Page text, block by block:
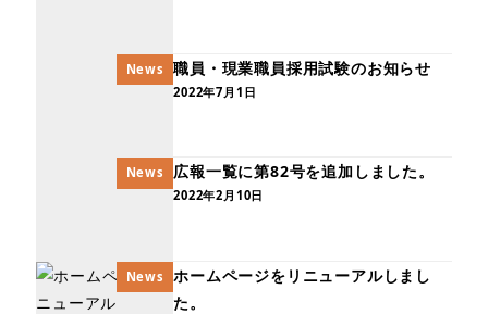
News 職員・現業職員採用試験のお知らせ
2022年7月1日
News 広報一覧に第82号を追加しました。
2022年2月10日
News
ホームページをリニューアルしまし
た。